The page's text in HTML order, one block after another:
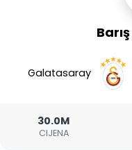
Galatasaray
30.0M
CIJENA